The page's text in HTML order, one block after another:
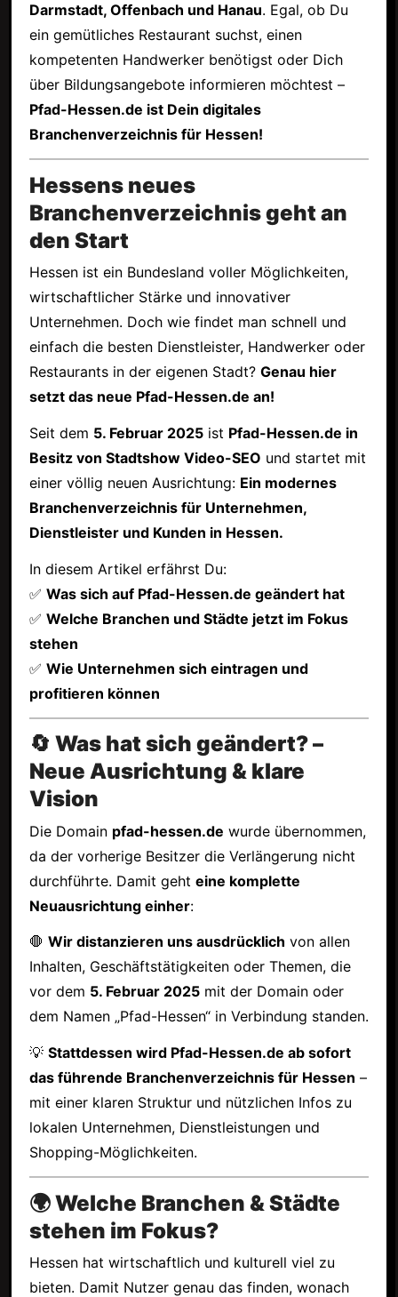
Darmstadt, Offenbach und Hanau. Egal, ob Du
ein gemütliches Restaurant suchst, einen
kompetenten Handwerker benötigst oder Dich
über Bildungsangebote informieren möchtest –
Pfad-Hessen.de ist Dein digitales
Branchenverzeichnis für Hessen!
Hessens neues
Branchenverzeichnis geht an
den Start
Hessen ist ein Bundesland voller Möglichkeiten,
wirtschaftlicher Stärke und innovativer
Unternehmen. Doch wie findet man schnell und
einfach die besten Dienstleister, Handwerker oder
Restaurants in der eigenen Stadt? Genau hier
setzt das neue Pfad-Hessen.de an!
Seit dem 5. Februar 2025ist Pfad-Hessen.de in
Besitz von Stadtshow Video-SEO und startet mit
einer völlig neuen Ausrichtung: Ein modernes
Branchenverzeichnis für Unternehmen,
Dienstleister und Kunden in Hessen.
In diesem Artikel erfährst Du:
✅ Was sich auf Pfad-Hessen.de geändert hat
✅ Welche Branchen und Städte jetzt im Fokus
stehen
✅ Wie Unternehmen sich eintragen und
profitieren können
🔄 Was hat sich geändert? –
Neue Ausrichtung & klare
Vision
Die Domain pfad-hessen.de wurde übernommen,
da der vorherige Besitzer die Verlängerung nicht
durchführte. Damit geht eine komplette
Neuausrichtung einher:
🛑 Wir distanzieren uns ausdrücklich von allen
Inhalten, Geschäftstätigkeiten oder Themen, die
vor dem 5. Februar 2025mit der Domain oder
dem Namen „Pfad-Hessen“ in Verbindung standen.
💡 Stattdessen wird Pfad-Hessen.de ab sofort
das führende Branchenverzeichnis für Hessen –
mit einer klaren Struktur und nützlichen Infos zu
lokalen Unternehmen, Dienstleistungen und
Shopping-Möglichkeiten.
🌍 Welche Branchen & Städte
stehen im Fokus?
Hessen hat wirtschaftlich und kulturell viel zu
bieten. Damit Nutzer genau das finden, wonach